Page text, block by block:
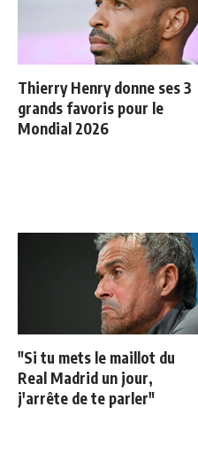
Thierry Henry donne ses 3
grands favoris pour le
Mondial 2026
"Si tu mets le maillot du
Real Madrid un jour,
j'arrête de te parler"